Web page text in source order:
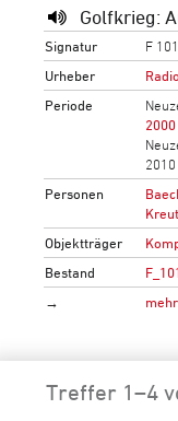
Golfkrieg:
Signatur
F
Urheber
Periode
2000
2010
Personen
Objektträger
Bestand
→
Treffer 1–4